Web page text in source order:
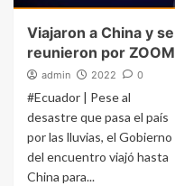
Viajaron a China y se
reunieron por ZOOM
admin 2022 0
#Ecuador | Pese al
desastre que pasa el país
por las lluvias, el Gobierno
del encuentro viajó hasta
China para...